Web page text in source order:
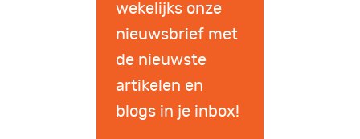
wekelijks onze
nieuwsbrief met
de nieuwste
artikelen en
blogs in je inbox!